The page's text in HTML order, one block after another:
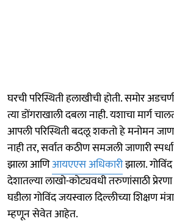
घरची परिस्थिती हलाखीची होती. समोर
त्या डोंगराखाली दबला नाही. यशाचा मार्ग
आपली परिस्थिती बदलू शकतो हे मनोमन
नाही तर, सर्वात कठीण समजली जाणारी स्पर्धा
झाला आणिआयएएस अधिकारीझाला.
देशातल्या लाखो-कोट्यवधी तरुणांसाठी
घडीला गोविंद जयस्वाल दिल्लीच्या शिक्षण
म्हणून सेवेत आहेत.